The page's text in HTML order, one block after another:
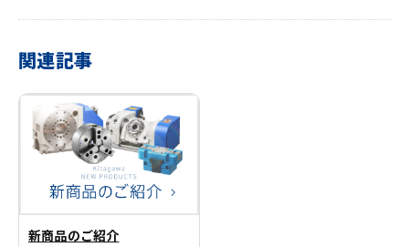
関連記事
新商品のご紹介